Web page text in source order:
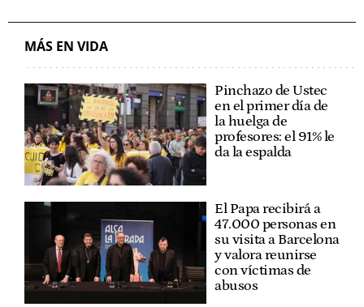
MÁS EN VIDA
Pinchazo de Ustec
en el primer día de
la huelga de
profesores: el 91% le
da la espalda
El Papa recibirá a
47.000 personas en
su visita a Barcelona
y valora reunirse
con víctimas de
abusos